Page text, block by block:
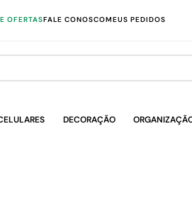
OFERTASFALE CONOSCOMEUS PEDIDOS
DECORAÇÃO